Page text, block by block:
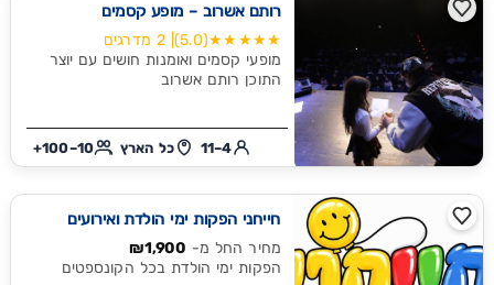
רותם אשרוב – מופע קסמים
★★★★★
(5.0)
| 2 מדרגים
מופעי קסמים ואומנות חושים עם יוצר
התוכן רותם אשרוב
4–11 כל הארץ 10–100+
חייחני הפקות ימי הולדת ואירועים
מחיר החל מ- ₪1,900
הפקות ימי הולדת בכל הקונספטים